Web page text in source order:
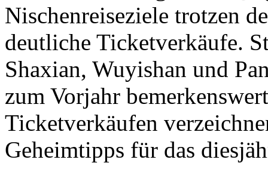
Nischenreiseziele trotzen
deutliche Ticketverkäufe.
Shaxian, Wuyishan und
zum Vorjahr
Ticketverkäufen
Geheimtipps für das